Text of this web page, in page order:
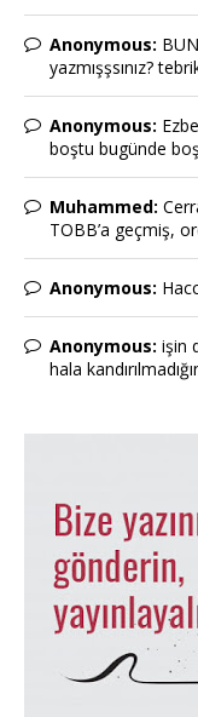
Anonymous:
yazmışşsınız?
Anonymous:
boştu bugünde
Muhammed:
TOBB’a geçmiş,
Anonymous:
Anonymous: işin
hala